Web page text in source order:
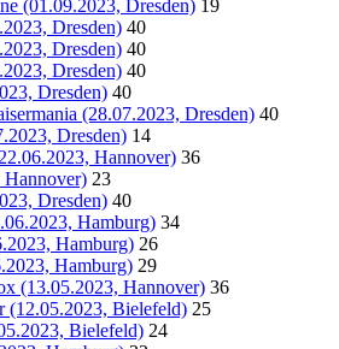
(01.09.2023, Dresden) 19
Dresden) 40
Dresden) 40
Dresden) 40
Dresden) 40
(28.07.2023, Dresden) 40
Dresden) 14
Hannover) 36
Hannover) 23
Dresden) 40
Hamburg) 34
Hamburg) 26
Hamburg) 29
(13.05.2023, Hannover) 36
(12.05.2023, Bielefeld) 25
Bielefeld) 24